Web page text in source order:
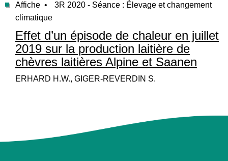
Affiche •
3R 2020 - Séance : Élevage et changement
climatique
Effet d’un épisode de chaleur en juillet
2019 sur la production laitière de
chèvres laitières Alpine et Saanen
ERHARD H.W., GIGER-REVERDIN S.